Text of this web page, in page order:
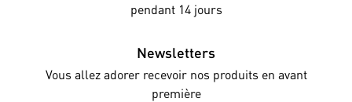
pendant 14 jours
Newsletters
Vous allez adorer recevoir nos produits en avant
première